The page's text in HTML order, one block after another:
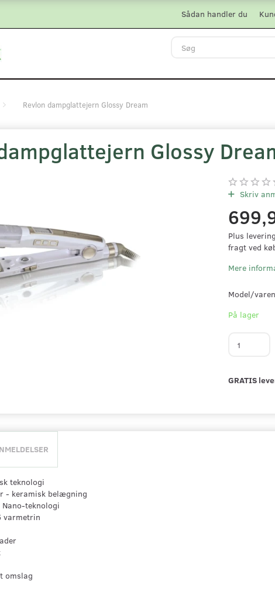
Sådan handler du
Revlon dampglattejern Glossy Dream
Glossy
Skriv
Plus
fragt ved
Mere
Model/
På lager
GRATIS
teknologi
- keramisk belægning
Nano-teknologi
varmetrin
omslag